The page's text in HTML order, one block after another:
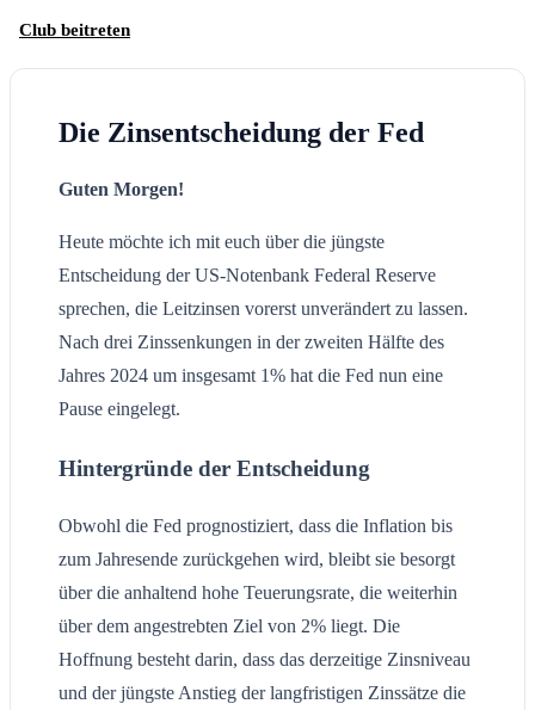
Club beitreten
Die Zinsentscheidung der Fed
Guten Morgen!
Heute möchte ich mit euch über die jüngste
Entscheidung der US-Notenbank Federal Reserve
sprechen, die Leitzinsen vorerst unverändert zu lassen.
Nach drei Zinssenkungen in der zweiten Hälfte des
Jahres 2024 um insgesamt 1% hat die Fed nun eine
Pause eingelegt.
Hintergründe der Entscheidung
Obwohl die Fed prognostiziert, dass die Inflation bis
zum Jahresende zurückgehen wird, bleibt sie besorgt
über die anhaltend hohe Teuerungsrate, die weiterhin
über dem angestrebten Ziel von 2% liegt. Die
Hoffnung besteht darin, dass das derzeitige Zinsniveau
und der jüngste Anstieg der langfristigen Zinssätze die